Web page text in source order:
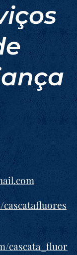
cascata_fluor